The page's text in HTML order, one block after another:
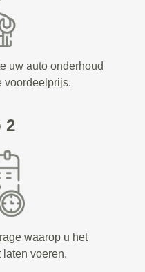
uw auto onderhoud
voordeelprijs.
2
waarop u het
voeren.